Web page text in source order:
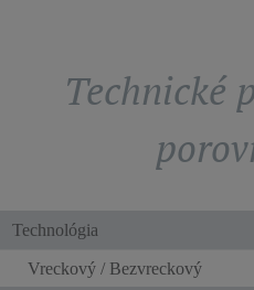
Technické
Technológia
Vreckový / Bezvreckový